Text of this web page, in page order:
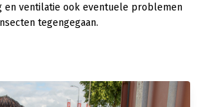
en ventilatie ook eventuele problemen
tegengegaan.